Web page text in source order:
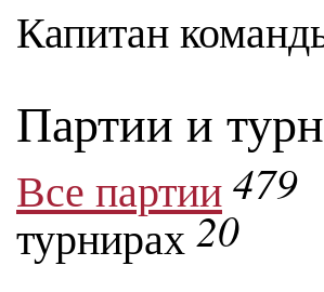
Капитан
Партии и
Все партии479
турнирах20